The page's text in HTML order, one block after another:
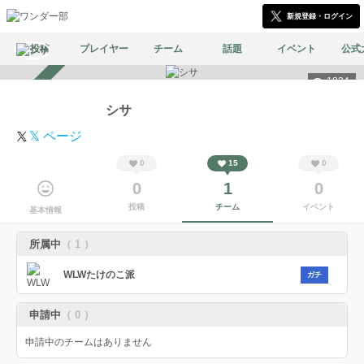
新規登録・ログイン
投稿 プレイヤー チーム 話題 イベント 公式
1834
シサ
𝕏 ページ
基本情報
0
0
投稿
15
1
チーム
0
0
イベント
所属中 （ 1 ）
WLWたけのこ派 ガチ
申請中 （ 0 ）
申請中のチームはありません